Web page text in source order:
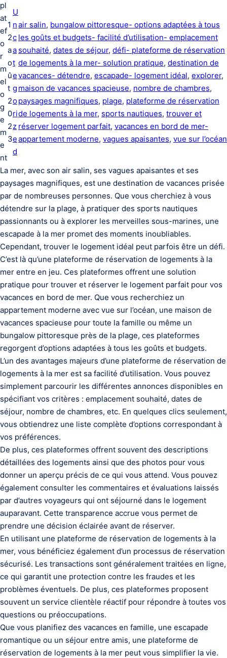
pl
at
ef
o
r
m
el
o
g
e
m
e
nt
1
2
a
o
û
t
2
0
2
3
U
n
c
a
t
e
g
o
ri
z
e
d
air salin, bungalow pittoresque- options adaptées à tous
les goûts et budgets- facilité d’utilisation- emplacement
souhaité, dates de séjour, défi- plateforme de réservation
de logements à la mer- solution pratique, destination de
vacances- détendre, escapade- logement idéal, explorer
maison de vacances spacieuse, nombre de chambres
paysages magnifiques, plage, plateforme de réservation
de logements à la mer, sports nautiques, trouver et
réserver logement parfait, vacances en bord de mer-
appartement moderne, vagues apaisantes, vue sur l’océan
La mer, avec son air salin, ses vagues apaisantes et ses
paysages magnifiques, est une destination de vacances prisée
par de nombreuses personnes. Que vous cherchiez à vous
détendre sur la plage, à pratiquer des sports nautiques
passionnants ou à explorer les merveilles sous-marines, une
escapade à la mer promet des moments inoubliables.
Cependant, trouver le logement idéal peut parfois être un défi.
C’est là qu’une plateforme de réservation de logements à la
mer entre en jeu. Ces plateformes offrent une solution
pratique pour trouver et réserver le logement parfait pour vos
vacances en bord de mer. Que vous recherchiez un
appartement moderne avec vue sur l’océan, une maison de
vacances spacieuse pour toute la famille ou même un
bungalow pittoresque près de la plage, ces plateformes
regorgent d’options adaptées à tous les goûts et budgets.
L’un des avantages majeurs d’une plateforme de réservation de
logements à la mer est sa facilité d’utilisation. Vous pouvez
simplement parcourir les différentes annonces disponibles en
spécifiant vos critères : emplacement souhaité, dates de
séjour, nombre de chambres, etc. En quelques clics seulement,
vous obtiendrez une liste complète d’options correspondant à
vos préférences.
De plus, ces plateformes offrent souvent des descriptions
détaillées des logements ainsi que des photos pour vous
donner un aperçu précis de ce qui vous attend. Vous pouvez
également consulter les commentaires et évaluations laissés
par d’autres voyageurs qui ont séjourné dans le logement
auparavant. Cette transparence accrue vous permet de
prendre une décision éclairée avant de réserver.
En utilisant une plateforme de réservation de logements à la
mer, vous bénéficiez également d’un processus de réservation
sécurisé. Les transactions sont généralement traitées en ligne,
ce qui garantit une protection contre les fraudes et les
problèmes éventuels. De plus, ces plateformes proposent
souvent un service clientèle réactif pour répondre à toutes vos
questions ou préoccupations.
Que vous planifiez des vacances en famille, une escapade
romantique ou un séjour entre amis, une plateforme de
réservation de logements à la mer peut vous simplifier la vie.